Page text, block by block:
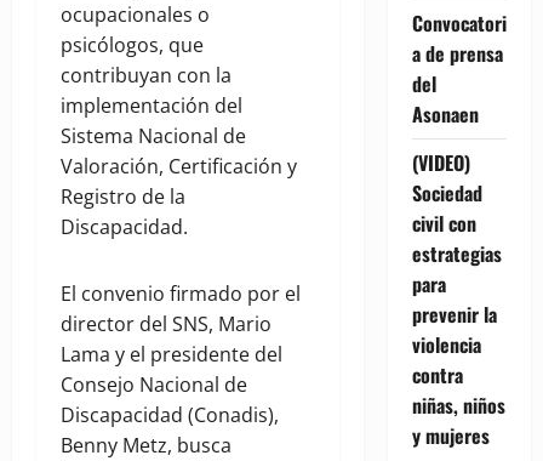
ocupacionales o
psicólogos, que
contribuyan con la
implementación del
Sistema Nacional de
Valoración, Certificación y
Registro de la
Discapacidad.
El convenio firmado por el
director del SNS, Mario
Lama y el presidente del
Consejo Nacional de
Discapacidad (Conadis),
Benny Metz, busca
Convocatori
a de prensa
del
Asonaen
(VIDEO)
Sociedad
civil con
estrategias
para
prevenir la
violencia
contra
niñas, niños
y mujeres